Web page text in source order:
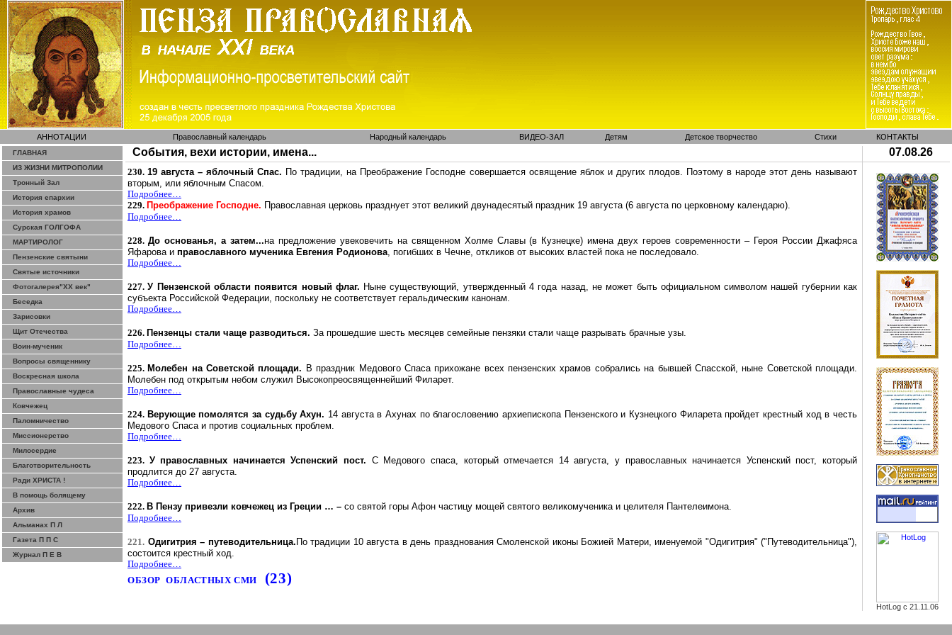
АННОТАЦИИ Православный календарь Народный календарь ВИДЕО-ЗАЛ Детям Детское творчество Стихи КОНТАКТЫ
ГЛАВНАЯ
ИЗ ЖИЗНИ МИТРОПОЛИИ
Тронный Зал
История епархии
История храмов
Сурская ГОЛГОФА
МАРТИРОЛОГ
Пензенские святыни
Святые источники
Фотогалерея"ХХ век"
Беседка
Зарисовки
Щит Отечества
Воин-мученик
Вопросы священнику
Воскресная школа
Православные чудеса
Ковчежец
Паломничество
Миссионерство
Милосердие
Благотворительность
Ради ХРИСТА !
В помощь болящему
Архив
Альманах П Л
Газета П П С
Журнал П Е В
События, вехи истории, имена... 07.08.26
230. 19 августа – яблочный Спас. По традиции, на Преображение Господне совершается освящение яблок и других плодов. Поэтому в народе этот день называют
вторым, или яблочным Спасом.
Подробнее…
229. Преображение Господне. Православная церковь празднует этот великий двунадесятый праздник 19 августа (6 августа по церковному календарю).
Подробнее…
228. До основанья, а затем...на предложение увековечить на священном Холме Славы (в Кузнецке) имена двух героев современности – Героя РоссииДжафяса
Яфароваи православного мученика Евгения Родионова, погибших в Чечне, откликов от высоких властей пока не последовало.
Подробнее…
227.У Пензенской области появится новый флаг. Нынесуществующий, утвержденный 4 года назад, не может быть официальном символом нашей губернии как
субъекта Российской Федерации, поскольку не соответствует геральдическим канонам.
Подробнее…
226. Пензенцы стали чаще разводиться. За прошедшие шесть месяцев семейные пензяки стали чаще разрывать брачные узы.
Подробнее…
225. Молебен на Советской площади. В праздник Медового Спаса прихожане всех пензенских храмов собрались на бывшей Спасской, ныне Советской площади.
Молебен под открытым небом служил Высокопреосвященнейший Филарет.
Подробнее…
224. Верующие помолятся за судьбуАхун. 14 августа вАхунах по благословению архиепископа Пензенского и Кузнецкого Филарета пройдет крестный ход в честь
Медового Спаса и против социальных проблем.
Подробнее…
223. У православных начинается Успенский пост. С Медового спаса, который отмечается 14 августа, у православных начинается Успенский пост, который
продлится до 27 августа.
Подробнее…
222. В Пензу привезли ковчежец из Греции … – со святой горы Афон частицу мощей святого великомученика и целителя Пантелеимона.
Подробнее…
221. Одигитрия – путеводительница. Потрадиции 10 августа в день празднования Смоленской иконы Божией Матери, именуемой "Одигитрия" (" Путеводительница"),
состоится крестный ход.
Подробнее…
ОБЗОР ОБЛАСТНЫХ СМИ (23)
HotLog с 21.11.06